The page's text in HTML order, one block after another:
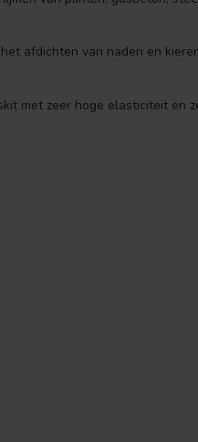
afdichten van naden en
met zeer hoge elasticiteit en